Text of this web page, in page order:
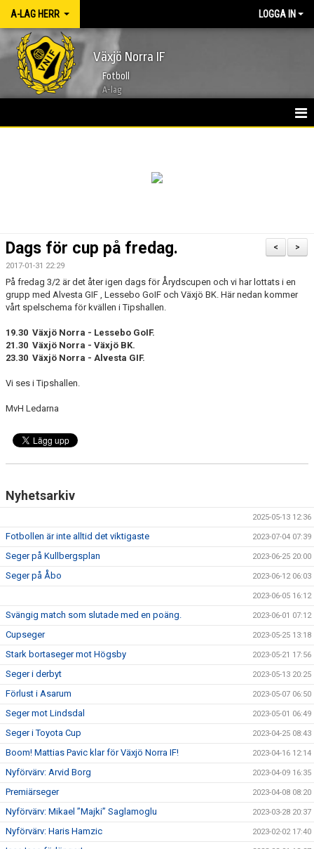
A-LAG HERR LOGGA IN
Växjö Norra IF
Fotboll
A-lag
BILDGALLERI
KONTAKT
>
<
Dags för cup på fredag.
2017-01-31 22:29
På fredag 3/2 är det åter igen dags för Årydscupen och vi har lottats i en
grupp med Alvesta GIF , Lessebo GoIF och Växjö BK. Här nedan kommer
vårt spelschema för kvällen i Tipshallen.
19.30 Växjö Norra - Lessebo GoIF.
21.30 Växjö Norra - Växjö BK.
23.30 Växjö Norra - Alvesta GIF.
Vi ses i Tipshallen.
MvH Ledarna
Nyhetsarkiv
2025-05-13 12:36
Fotbollen är inte alltid det viktigaste 2023-07-04 07:39
Seger på Kullbergsplan 2023-06-25 20:00
Seger på Åbo 2023-06-12 06:03
2023-06-05 16:12
Svängig match som slutade med en poäng. 2023-06-01 07:12
Cupseger 2023-05-25 13:18
Stark bortaseger mot Högsby 2023-05-21 17:56
Seger i derbyt 2023-05-13 20:25
Förlust i Asarum 2023-05-07 06:50
Seger mot Lindsdal 2023-05-01 06:49
Seger i Toyota Cup 2023-04-25 08:43
Boom! Mattias Pavic klar för Växjö Norra IF! 2023-04-16 12:14
Nyförvärv: Arvid Borg 2023-04-09 16:35
Premiärseger 2023-04-08 08:20
Nyförvärv: Mikael ”Majki” Saglamoglu 2023-03-28 20:37
Nyförvärv: Haris Hamzic 2023-02-02 17:40